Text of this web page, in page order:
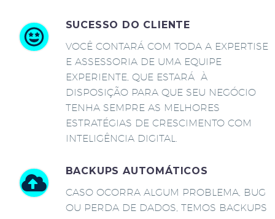
SUCESSO DO CLIENTE
VOCÊ CONTARÁ COM TODA A EXPERTISE
E ASSESSORIA DE UMA EQUIPE
EXPERIENTE, QUE ESTARÁ À
DISPOSIÇÃO PARA QUE SEU NEGÓCIO
TENHA SEMPRE AS MELHORES
ESTRATÉGIAS DE CRESCIMENTO COM
INTELIGÊNCIA DIGITAL.
BACKUPS AUTOMÁTICOS
CASO OCORRA ALGUM PROBLEMA, BUG
OU PERDA DE DADOS, TEMOS BACKUPS